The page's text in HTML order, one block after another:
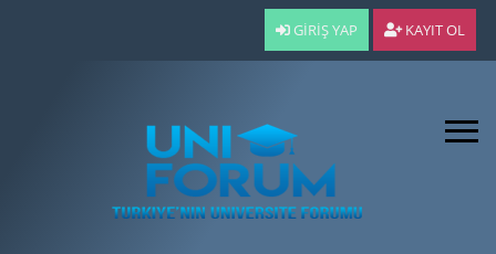
GIRIŞ YAP KAYIT OL